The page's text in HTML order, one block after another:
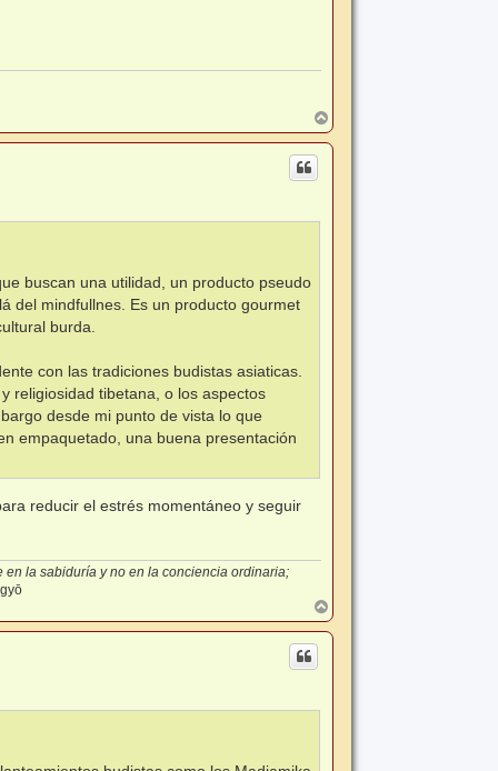
r
r
buscan una utilidad, un producto pseudo
del mindfullnes. Es un producto gourmet
burda.
con las tradiciones budistas asiaticas.
religiosidad tibetana, o los aspectos
desde mi punto de vista lo que
empaquetado, una buena presentación
reducir el estrés momentáneo y seguir
en la sabiduría y no en la conciencia ordinaria;
r
r